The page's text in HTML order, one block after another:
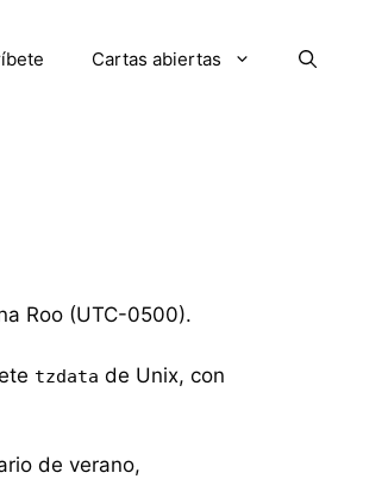
Cartas abiertas
Roo (UTC-0500).
tzdata de Unix, con
de verano,